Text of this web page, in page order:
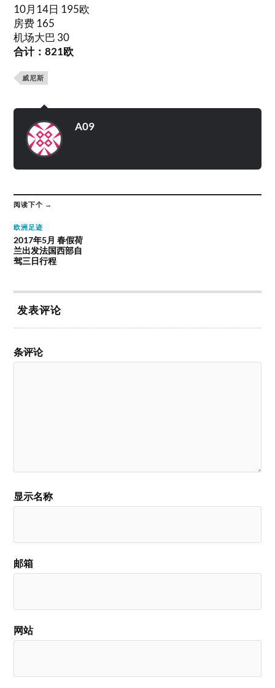
10月14日 195欧
房费 165
机场大巴 30
合计：821欧
威尼斯
A09
阅读下个 →
欧洲足迹
2017年5月 春假荷
兰出发法国西部自
驾三日行程
发表评论
条评论
显示名称
邮箱
网站